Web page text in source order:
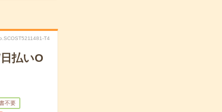
T4
払いO
不要